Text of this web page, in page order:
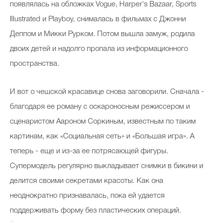
появлялась на обложках Vogue, Harper's Bazaar, Sports
Illustrated и Playboy, снималась в фильмах с Джонни
Деппом и Микки Рурком. Потом вышла замуж, родила
двоих детей и надолго пропала из информационного
пространства.
И вот о чешской красавице снова заговорили. Сначала -
благодаря ее роману с оскароносным режиссером и
сценаристом Аароном Соркиным, известным по таким
картинам, как «Социальная сеть» и «Большая игра». А
теперь - еще и из-за ее потрясающей фигуры.
Супермодель регулярно выкладывает снимки в бикини и
делится своими секретами красоты. Как она
неоднократно признавалась, пока ей удается
поддерживать форму без пластических операций.